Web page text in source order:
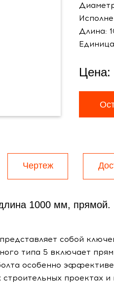
Длина:
Цена:
Чертеж
1000 мм, прямой.
собой
типа 5 включает
особенно
проектах